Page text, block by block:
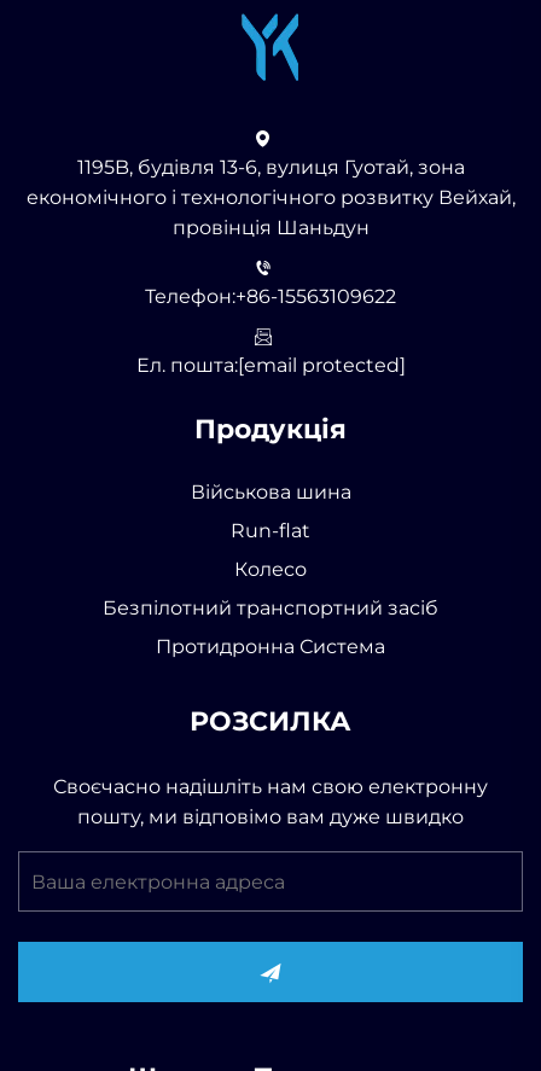
1195B, будівля 13-6, вулиця Гуотай, зона
економічного і технологічного розвитку Вейхай,
провінція Шаньдун
Телефон:+86-15563109622
Ел. пошта:[email protected]
Продукція
Військова шина
Run-flat
Колесо
Безпілотний транспортний засіб
Протидронна Система
РОЗСИЛКА
Своєчасно надішліть нам свою електронну
пошту, ми відповімо вам дуже швидко